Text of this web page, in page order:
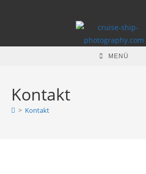
MENÜ
Kontakt
> Kontakt